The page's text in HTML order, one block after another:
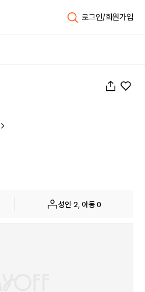
로그인/회원가입
성인 2, 아동 0